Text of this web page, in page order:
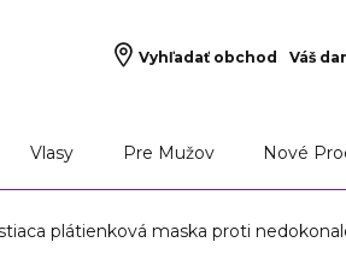
Vyhľadať obchod Váš
Vlasy Pre Mužov Nové
plátienková maska proti